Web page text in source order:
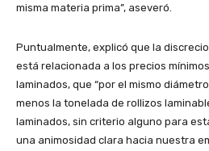
misma materia prima”, aseveró.
Puntualmente, explicó que la
está relacionada a los precios
laminados, que “por el mismo
menos la tonelada de rollizos
laminados, sin criterio alguno para
una animosidad clara hacia nuestra